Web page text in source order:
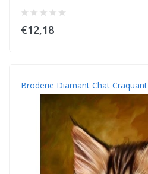
€12,18
Broderie Diamant Chat Craquant